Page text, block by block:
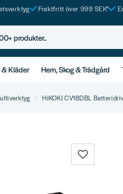
Fraktfritt över 999 SEK*
& Kläder Hem, Skog & Trädgård
HiKOKI CV18DBL